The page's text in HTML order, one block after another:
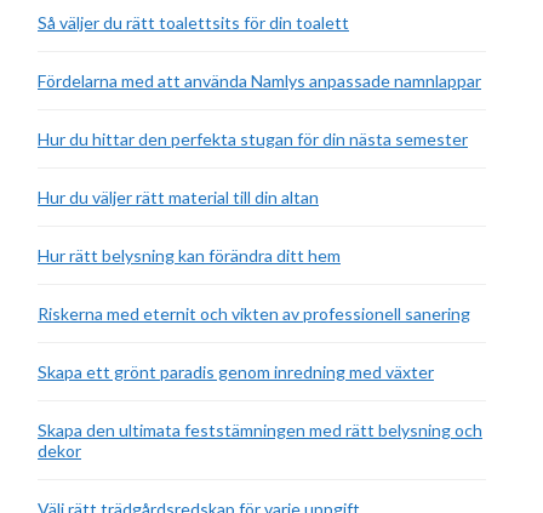
Så väljer du rätt toalettsits för din toalett
Fördelarna med att använda Namlys anpassade namnlappar
Hur du hittar den perfekta stugan för din nästa semester
Hur du väljer rätt material till din altan
Hur rätt belysning kan förändra ditt hem
Riskerna med eternit och vikten av professionell sanering
Skapa ett grönt paradis genom inredning med växter
Skapa den ultimata feststämningen med rätt belysning och
dekor